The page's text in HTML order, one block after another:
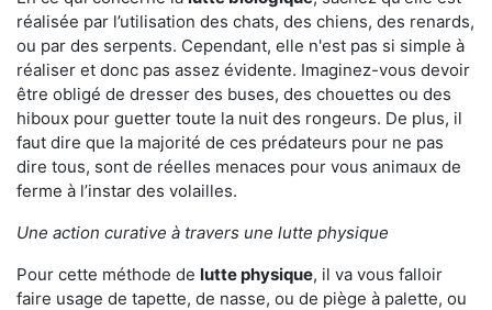
réalisée par l’utilisation des chats, des chiens, des renards,
ou par des serpents. Cependant, elle n'est pas si simple à
réaliser et donc pas assez évidente. Imaginez-vous devoir
être obligé de dresser des buses, des chouettes ou des
hiboux pour guetter toute la nuit des rongeurs. De plus, il
faut dire que la majorité de ces prédateurs pour ne pas
dire tous, sont de réelles menaces pour vous animaux de
ferme à l’instar des volailles.
Une action curative à travers une lutte physique
Pour cette méthode de lutte physique, il va vous falloir
faire usage de tapette, de nasse, ou de piège à palette, ou